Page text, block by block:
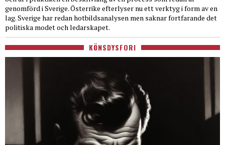
genomförd i Sverige. Österrike efterlyser nu ett verktyg i form av en
lag. Sverige har redan hotbildsanalysen men saknar fortfarande det
politiska modet och ledarskapet.
KÖNSDYSFORI